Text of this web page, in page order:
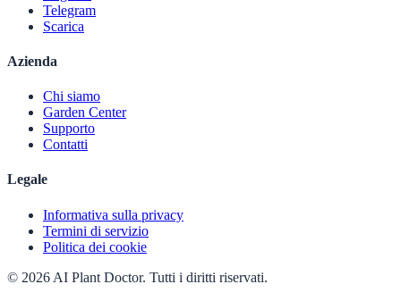
Telegram
Scarica
Azienda
Chi siamo
Garden Center
Supporto
Contatti
Legale
Informativa sulla privacy
Termini di servizio
Politica dei cookie
© 2026 AI Plant Doctor. Tutti i diritti riservati.